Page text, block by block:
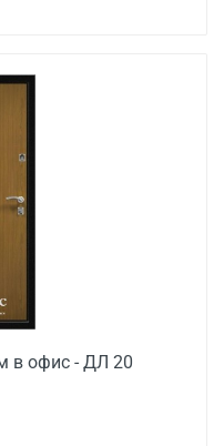
в офис - ДЛ 20